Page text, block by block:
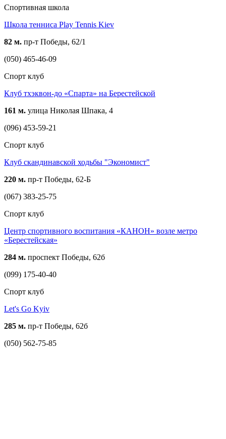
Спортивная школа
Школа тенниса Play Tennis Kiev
82 м. пр-т Победы, 62/1
(050) 465-46-09
Спорт клуб
Клуб тхэквон-до «Спарта» на Берестейской
161 м. улица Николая Шпака, 4
(096) 453-59-21
Спорт клуб
Клуб скандинавской ходьбы "Экономист"
220 м. пр-т Победы, 62-Б
(067) 383-25-75
Спорт клуб
Центр спортивного воспитания «КАНОН» возле метро
«Берестейская»
284 м. проспект Победы, 62б
(099) 175-40-40
Спорт клуб
Let's Go Kyiv
285 м. пр-т Победы, 62б
(050) 562-75-85